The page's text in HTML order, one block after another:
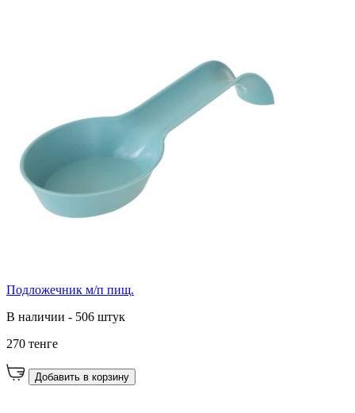
Подложечник м/п пищ.
В наличии - 506 штук
270 тенге
Добавить в корзину